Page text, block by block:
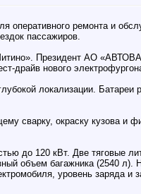
оперативного ремонта и
пассажиров.
Президент АО
драйв нового
локализации. Батареи
сварку, окраску кузова и
до 120 кВт. Две тяговые
объем багажника (2540 л).
уровень заряда и